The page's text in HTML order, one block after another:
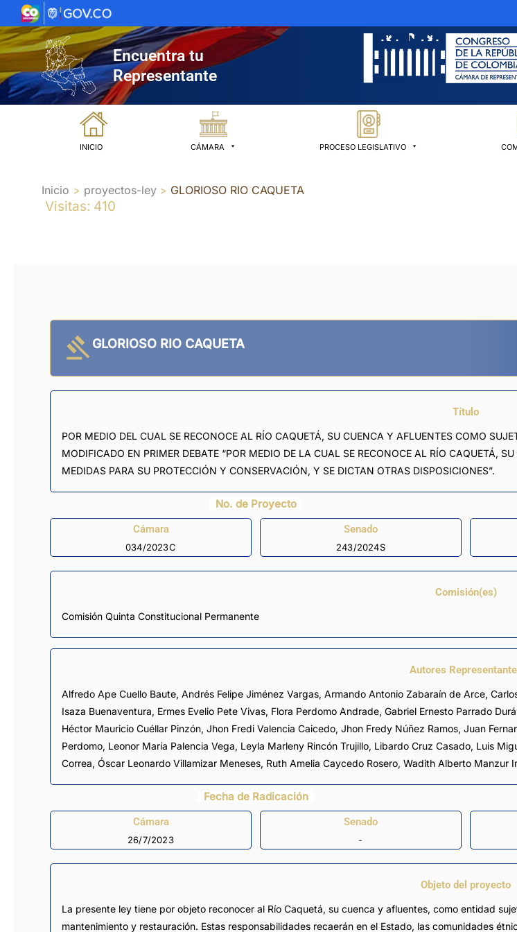
al
contenido
Encuentra tu
Representante
INICIO CÁMARA PROCESO LEGISLATIVO
Inicio proyectos-ley GLORIOSO RIO CAQUETA
Visitas: 410
GLORIOSO RIO CAQUETA
Título
POR MEDIO DEL CUAL SE RECONOCE AL RÍO CAQUETÁ, SU CUENCA Y AFLUENTES COMO
MODIFICADO EN PRIMER DEBATE “POR MEDIO DE LA CUAL SE RECONOCE AL RÍO CAQUETÁ,
MEDIDAS PARA SU PROTECCIÓN Y CONSERVACIÓN, Y SE DICTAN OTRAS DISPOSICIONES”.
No. de Proyecto
Cámara
034/2023C
Senado
243/2024S
Comisión(es)
Comisión Quinta Constitucional Permanente
Autores
Alfredo Ape Cuello Baute, Andrés Felipe Jiménez Vargas, Armando Antonio Zabaraín de Arce,
Isaza Buenaventura, Ermes Evelio Pete Vivas, Flora Perdomo Andrade, Gabriel Ernesto Parrado
Héctor Mauricio Cuéllar Pinzón, Jhon Fredi Valencia Caicedo, Jhon Fredy Núñez Ramos, Juan
Perdomo, Leonor María Palencia Vega, Leyla Marleny Rincón Trujillo, Libardo Cruz Casado, Luis
Correa, Óscar Leonardo Villamizar Meneses, Ruth Amelia Caycedo Rosero, Wadith Alberto Manzur
Fecha de Radicación
Cámara
26/7/2023
Senado
-
Objeto del proyecto
La presente ley tiene por objeto reconocer al Río Caquetá, su cuenca y afluentes, como entidad
mantenimiento y restauración. Estas responsabilidades recaerán en el Estado, las comunidades